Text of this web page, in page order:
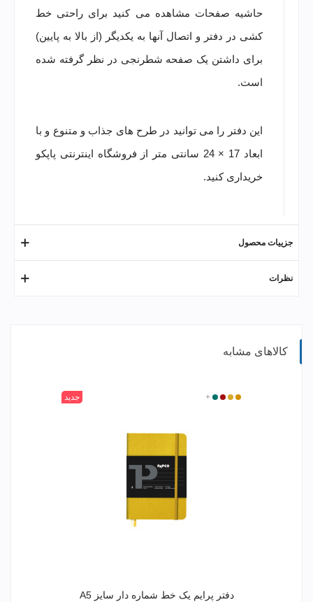
حاشیه صفحات مشاهده می کنید برای راحتی خط
کشی در دفتر و اتصال آنها به یکدیگر (از بالا به پایین)
برای داشتن یک صفحه شطرنجی در نظر گرفته شده
است.
این دفتر را می توانید در طرح های جذاب و متنوع و با
ابعاد 17 × 24 سانتی متر از فروشگاه اینترنتی پاپکو
خریداری کنید.
جزییات محصول
نظرات
کالاهای مشابه
315
400
520
601
+ جدید
دفتر پرایم یک خط شماره دار سایز A5